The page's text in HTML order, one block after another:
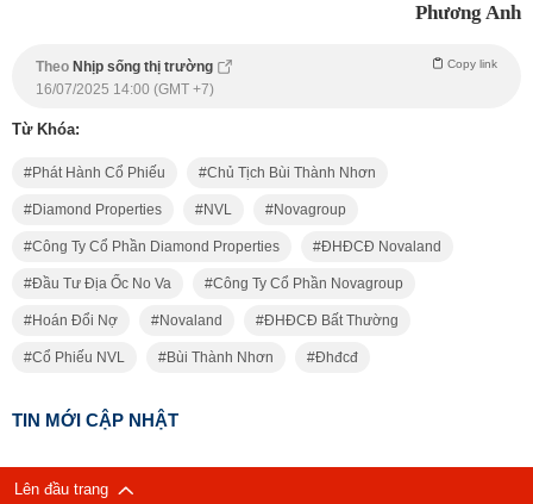
Phương Anh
Theo Nhịp sống thị trường Copy link
16/07/2025 14:00 (GMT +7)
Từ Khóa:
Phát Hành Cổ Phiếu Chủ Tịch Bùi Thành Nhơn
Diamond Properties NVL Novagroup
Công Ty Cổ Phần Diamond Properties ĐHĐCĐ Novaland
Đầu Tư Địa Ốc No Va Công Ty Cổ Phần Novagroup
Hoán Đổi Nợ Novaland ĐHĐCĐ Bất Thường
Cổ Phiếu NVL Bùi Thành Nhơn Đhđcđ
TIN MỚI CẬP NHẬT
Lên đầu trang